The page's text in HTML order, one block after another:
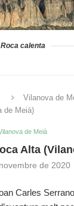
Roca calenta
Vilanova de
de Meià)
de Meià
Alta
de 2020
Carles